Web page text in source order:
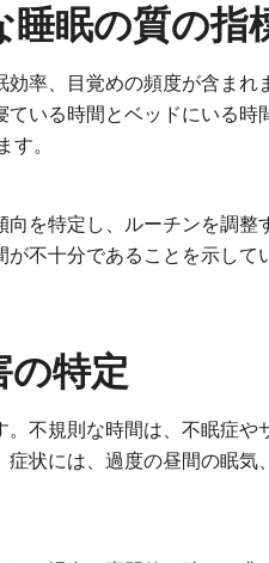
睡眠の質の指
率、目覚めの頻度が含まれ
いる時間とベッドにいる時
。
を特定し、ルーチンを調整
不十分であることを示して
の特定
不規則な時間は、不眠症や
状には、過度の昼間の眠気